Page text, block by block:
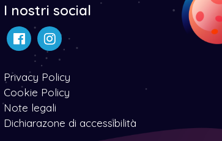
I nostri social
Privacy Policy
Cookie Policy
Note legali
Dichiarazone di accessibilità